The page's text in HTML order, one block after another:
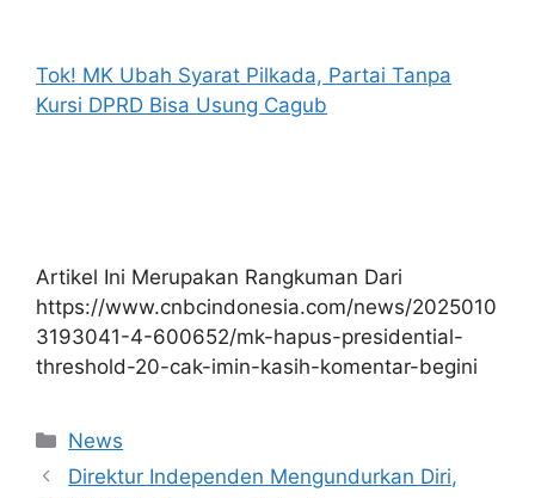
Tok! MK Ubah Syarat Pilkada, Partai Tanpa
Kursi DPRD Bisa Usung Cagub
Artikel Ini Merupakan Rangkuman Dari
https://www.cnbcindonesia.com/news/2025010
3193041-4-600652/mk-hapus-presidential-
threshold-20-cak-imin-kasih-komentar-begini
Kategori
News
Direktur Independen Mengundurkan Diri,